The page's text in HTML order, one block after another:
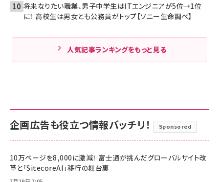
将来なりたい職業、男子中学生はITエンジニアが5位→1位
に！ 高校生は男女とも公務員がトップ【ソニー生命調べ】
人気記事ランキングをもっと見る
企画広告も役立つ情報バッチリ！ Sponsored
10万ページを8,000に激減！ 富士通が挑んだグローバルサイト改
革と「SitecoreAI」移行の舞台裏